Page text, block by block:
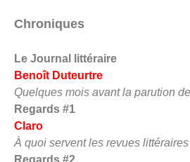
Chroniques
Le Journal littéraire
Benoît Duteurtre
Quelques mois avant la parution
Regards #1
Claro
À quoi servent les revues
Regards #2